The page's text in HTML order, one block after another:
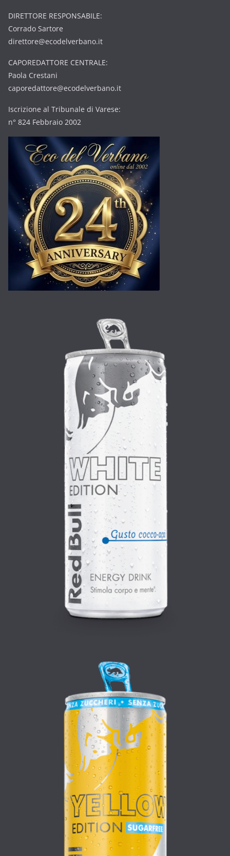
DIRETTORE RESPONSABILE:
Corrado Sartore
direttore@ecodelverbano.it
CAPOREDATTORE CENTRALE:
Paola Crestani
caporedattore@ecodelverbano.it
Iscrizione al Tribunale di Varese:
n° 824 Febbraio 2002